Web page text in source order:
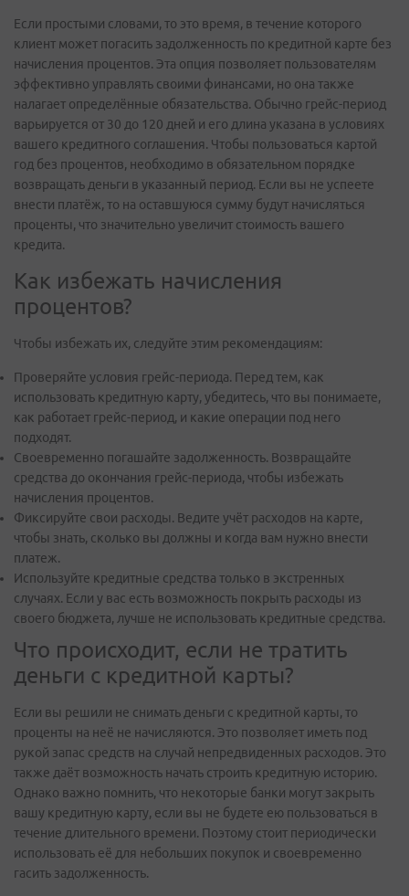
Если простыми словами, то это время, в течение которого
клиент может погасить задолженность по кредитной карте без
начисления процентов. Эта опция позволяет пользователям
эффективно управлять своими финансами, но она также
налагает определённые обязательства. Обычно грейс-период
варьируется от 30 до 120 дней и его длина указана в условиях
вашего кредитного соглашения. Чтобы пользоваться картой
год без процентов, необходимо в обязательном порядке
возвращать деньги в указанный период. Если вы не успеете
внести платёж, то на оставшуюся сумму будут начисляться
проценты, что значительно увеличит стоимость вашего
кредита.
Как избежать начисления
процентов?
Чтобы избежать их, следуйте этим рекомендациям:
Проверяйте условия грейс-периода. Перед тем, как
использовать кредитную карту, убедитесь, что вы понимаете,
как работает грейс-период, и какие операции под него
подходят.
Своевременно погашайте задолженность. Возвращайте
средства до окончания грейс-периода, чтобы избежать
начисления процентов.
Фиксируйте свои расходы. Ведите учёт расходов на карте,
чтобы знать, сколько вы должны и когда вам нужно внести
платеж.
Используйте кредитные средства только в экстренных
случаях. Если у вас есть возможность покрыть расходы из
своего бюджета, лучше не использовать кредитные средства.
Что происходит, если не тратить
деньги с кредитной карты?
Если вы решили не снимать деньги с кредитной карты, то
проценты на неё не начисляются. Это позволяет иметь под
рукой запас средств на случай непредвиденных расходов. Это
также даёт возможность начать строить кредитную историю.
Однако важно помнить, что некоторые банки могут закрыть
вашу кредитную карту, если вы не будете ею пользоваться в
течение длительного времени. Поэтому стоит периодически
использовать её для небольших покупок и своевременно
гасить задолженность.